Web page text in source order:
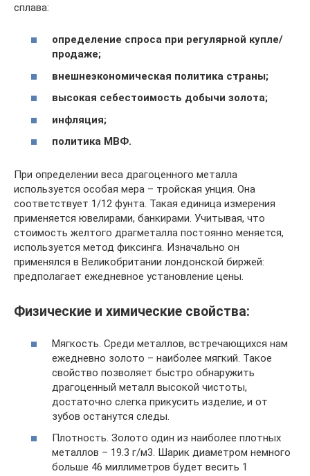
сплава:
определение спроса при регулярной купле/
продаже;
внешнеэкономическая политика страны;
высокая себестоимость добычи золота;
инфляция;
политика МВФ.
При определении веса драгоценного металла
используется особая мера – тройская унция. Она
соответствует 1/12 фунта. Такая единица измерения
применяется ювелирами, банкирами. Учитывая, что
стоимость желтого драгметалла постоянно меняется,
используется метод фиксинга. Изначально он
применялся в Великобритании лондонской биржей:
предполагает ежедневное установление цены.
Физические и химические свойства:
Мягкость. Среди металлов, встречающихся нам
ежедневно золото – наиболее мягкий. Такое
свойство позволяет быстро обнаружить
драгоценный металл высокой чистоты,
достаточно слегка прикусить изделие, и от
зубов останутся следы.
Плотность. Золото один из наиболее плотных
металлов – 19.3 г/м3. Шарик диаметром немного
больше 46 миллиметров будет весить 1